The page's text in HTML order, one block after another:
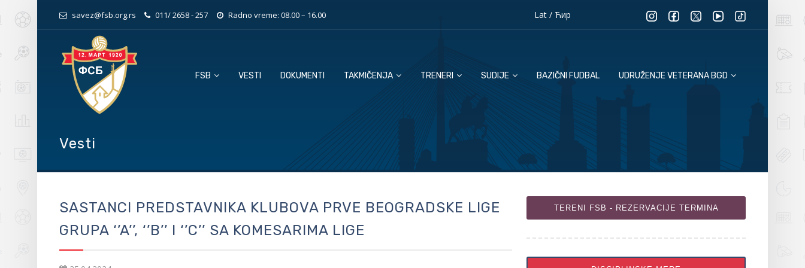
savez@fsb.org.rs 011/ 2658 - 257 Radno vreme: 08.00 – 16.00 Lat/ Ћир
FSB VESTI DOKUMENTI TAKMIČENJA TRENERI SUDIJE BAZIČNI FUDBAL UDRUŽENJE VETERANA BGD
Vesti
SASTANCI PREDSTAVNIKA KLUBOVA PRVE BEOGRADSKE LIGE
GRUPA ‘’A’’, ‘’B’’ I ‘’C’’ SA KOMESARIMA LIGE
TERENI FSB - REZERVACIJE TERMINA